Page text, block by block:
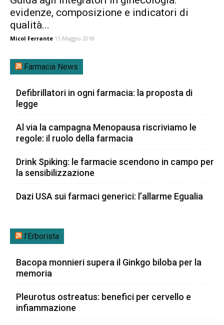
evidenze, composizione e indicatori di
qualità...
Micol Ferrante 15 Maggio 2018
Farmacia News
Defibrillatori in ogni farmacia: la proposta di
legge
Al via la campagna Menopausa riscriviamo le
regole: il ruolo della farmacia
Drink Spiking: le farmacie scendono in campo per
la sensibilizzazione
Dazi USA sui farmaci generici: l’allarme Egualia
l’Erborista
Bacopa monnieri supera il Ginkgo biloba per la
memoria
Pleurotus ostreatus: benefici per cervello e
infiammazione